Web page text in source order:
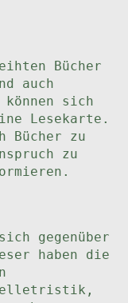
Bücher
auch
sich
Lesekarte.
Bücher zu
zu
gegenüber
haben die
Belletristik,